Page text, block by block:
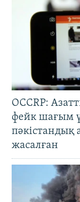
OCCRP:
фейк шағым
пәкістандық
жасалған